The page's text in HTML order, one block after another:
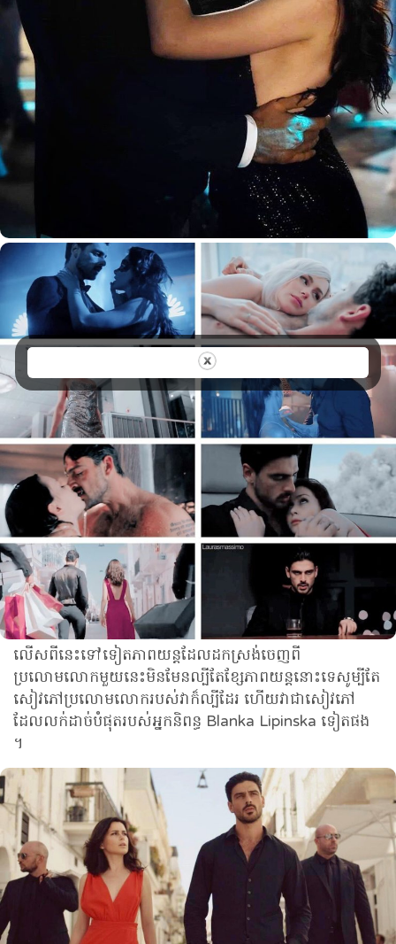
លើសពីនេះទៅទៀតភាពយន្តដែលដកស្រង់ចេញពី
ប្រលោមលោកមួយនេះមិនមែនល្បីតែខ្សែភាពយន្តនោះទេសូម្បីតែ
សៀវភៅប្រលោមលោករបស់វាក៏ល្បីដែរ ហើយវាជាសៀវភៅ
ដែលលក់ដាច់បំផុតរបស់អ្នកនិពន្ធ Blanka Lipinska ទៀតផង
។